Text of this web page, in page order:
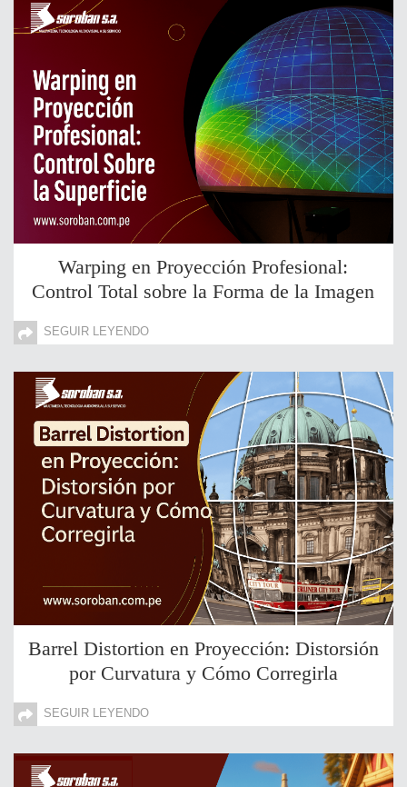
Warping en Proyección Profesional:
Control Total sobre la Forma de la Imagen
SEGUIR LEYENDO
Barrel Distortion en Proyección: Distorsión
por Curvatura y Cómo Corregirla
SEGUIR LEYENDO